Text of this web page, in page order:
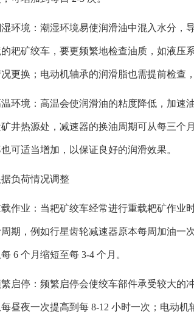
2JPB-15耙矿绞车
环境：潮湿环境易使润滑油中混入水分，
耙矿绞车，要更频繁地检查油质，如液压
更换；电动机轴承的润滑脂也需提前检查
环境：高温会使润滑油的粘度降低，加速
井热源处，减速器的换油周期可从每三个
可适当增加，以保证良好的润滑效果。
负荷情况调整
作业：当耙矿绞车经常进行重载耙矿作业
期，例如行星齿轮减速器原本每周加油一
6 个月缩短至每 3-4 个月。
启停：频繁启停会使绞车部件承受较大的
昼夜一次提高到每 8-12 小时一次；电动